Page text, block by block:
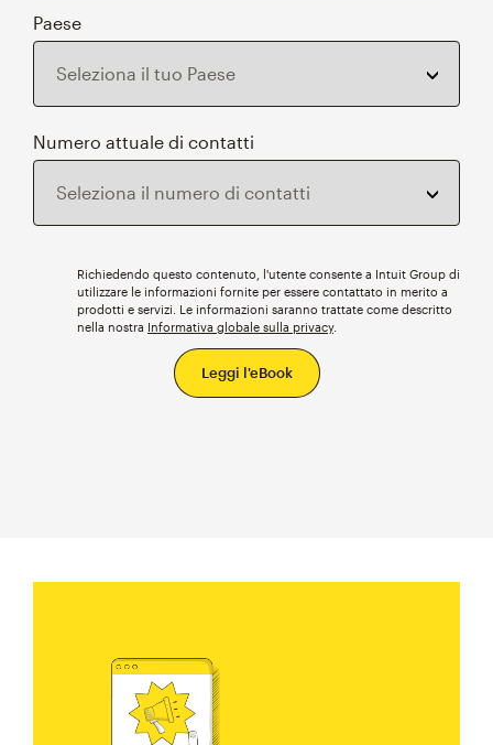
Paese
Numero attuale di contatti
Richiedendo questo contenuto, l'utente consente a Intuit Group di
utilizzare le informazioni fornite per essere contattato in merito a
prodotti e servizi. Le informazioni saranno trattate come descritto
nella nostra Informativa globale sulla privacy.